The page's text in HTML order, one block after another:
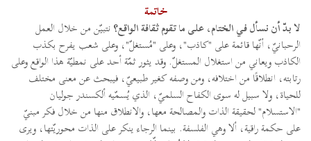
خاتمة
لا بدّ أن نسأل في الختام، على ما تقوم ثقافة الواقع؟نتبيّن من خلال العمل
الرحبانيّ، أنّها قائمة على "كاذب"، وعلى "مُستغلّ"، وعلى شعب يفرح بكذب
الكاذب ويعاني من استغلال المستغلّ. وقد يثور ثمّة أحد على نمطيّة هذا الواقع وعلى
رتابته، انطلاقًا من اختلافه، ومن وصفه كغير طبيعيّ، فيبحث عن معنى مختلف
للحياة، ولا سبيل له سوى الكفاح السلميّ، الذي يُسمّيه ألكسندر جوليان
"الاستسلام" لحقيقة الذات والمصالحة معها، والانطلاق منها من خلال فكر مبنيّ
على حكمة راقية، ألا وهي الفلسفة. بينما الرجاء ينكر على الذات محوريّتها، ويرى